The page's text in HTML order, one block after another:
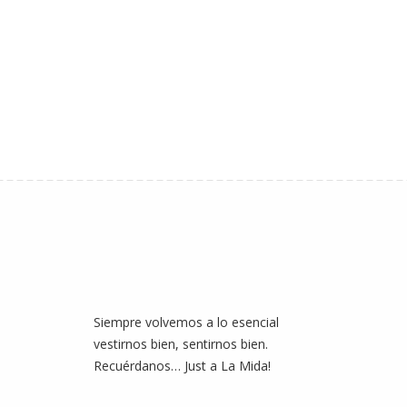
Siempre volvemos a lo esencial
vestirnos bien, sentirnos bien.
Recuérdanos… Just a La Mida!